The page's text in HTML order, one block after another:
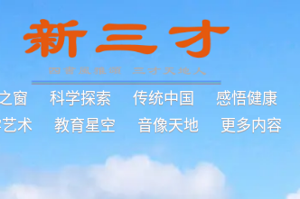
窗 科学探索 传统中国 感悟健康
术
教育星空 音像天地 更多内容